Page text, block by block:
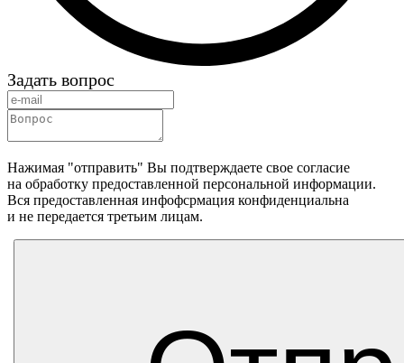
Задать вопрос
Нажимая "отправить" Вы подтверждаете свое согласие
на обработку предоставленной персональной информации.
Вся предоставленная инфофсрмация конфиденциальна
и не передается третьим лицам.